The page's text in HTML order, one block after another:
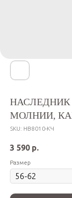
МОЛНИИ,
SKU: НВ8010-КЧ
3 590 р.
Размер